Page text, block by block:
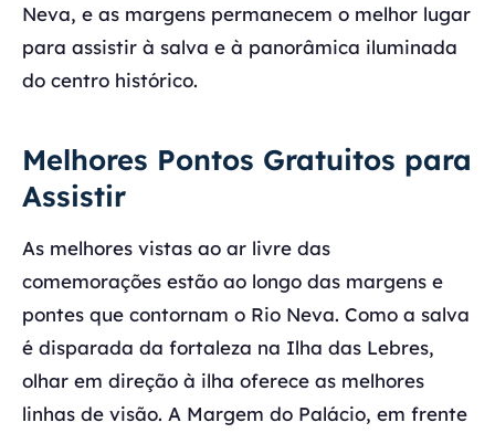
Neva, e as margens permanecem o melhor lugar
para assistir à salva e à panorâmica iluminada
do centro histórico.
Melhores Pontos Gratuitos para
Assistir
As melhores vistas ao ar livre das
comemorações estão ao longo das margens e
pontes que contornam o Rio Neva. Como a salva
é disparada da fortaleza na Ilha das Lebres,
olhar em direção à ilha oferece as melhores
linhas de visão. A Margem do Palácio, em frente